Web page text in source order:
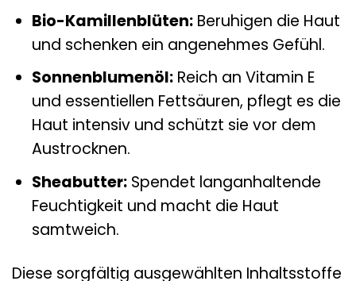
Bio-Kamillenblüten:Beruhigen die Haut
und schenken ein angenehmes Gefühl.
Sonnenblumenöl:Reich an Vitamin E
und essentiellen Fettsäuren, pflegt es die
Haut intensiv und schützt sie vor dem
Austrocknen.
Sheabutter:Spendet langanhaltende
Feuchtigkeit und macht die Haut
samtweich.
Diese sorgfältig ausgewählten Inhaltsstoffe